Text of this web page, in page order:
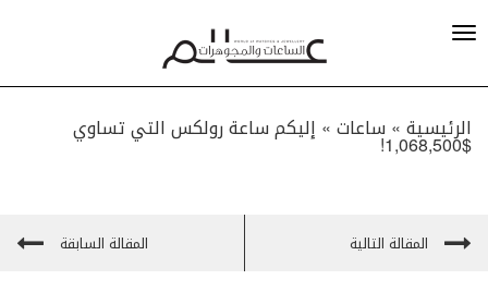
الرئيسية » ساعات» إليكم ساعة رولكس التي تساوي
$1,068,500!
المقالة التالية المقالة السابقة